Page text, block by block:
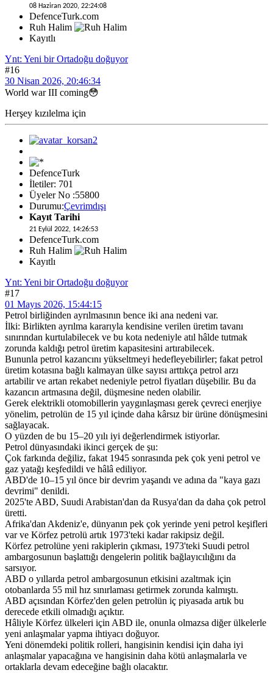
08 Haziran 2020, 22:24:08
DefenceTurk.com
Ruh Halim
Kayıtlı
Ynt: Yeni bir Ortadoğu doğuyor
#16
30 Nisan 2026, 20:46:34
World war III coming😳
Herşey kızılelma için
DefenceTurk
İletiler: 701
Üyeler No :55800
Durumu:Çevrimdışı
Kayıt Tarihi
21 Eylül 2022, 14:26:53
DefenceTurk.com
Ruh Halim
Kayıtlı
Ynt: Yeni bir Ortadoğu doğuyor
#17
01 Mayıs 2026, 15:44:15
Petrol birliğinden ayrılmasının bence iki ana nedeni var.
İlki: Birlikten ayrılma kararıyla kendisine verilen üretim tavanı
sınırından kurtulabilecek ve bu kota nedeniyle atıl hâlde tutmak
zorunda kaldığı petrol üretim kapasitesini artırabilecek.
Bununla petrol kazancını yükseltmeyi hedefleyebilirler; fakat petrol
üretim kotasına bağlı kalmayan ülke sayısı arttıkça petrol arzı
artabilir ve artan rekabet nedeniyle petrol fiyatları düşebilir. Bu da
kazancın artmasına değil, düşmesine neden olabilir.
Gerek elektrikli otomobillerin yaygınlaşması gerek çevreci enerjiye
yönelim, petrolün de 15 yıl içinde daha kârsız bir ürüne dönüşmesini
sağlayacak.
O yüzden de bu 15–20 yılı iyi değerlendirmek istiyorlar.
Petrol dünyasındaki ikinci gerçek de şu:
Çok farkında değiliz, fakat 1945 sonrasında pek çok yeni petrol ve
gaz yatağı keşfedildi ve hâlâ ediliyor.
ABD'de 10–15 yıl önce bir devrim yaşandı ve adına da "kaya gazı
devrimi" denildi.
2025'te ABD, Suudi Arabistan'dan da Rusya'dan da daha çok petrol
üretti.
Afrika'dan Akdeniz'e, dünyanın pek çok yerinde yeni petrol keşifleri
var ve Körfez petrolü artık 1973'teki kadar rakipsiz değil.
Körfez petrolüne yeni rakiplerin çıkması, 1973'teki Suudi petrol
ambargosunun başlattığı dengelerin politik bağlayıcılığını da
sarsıyor.
ABD o yıllarda petrol ambargosunun etkisini azaltmak için
otobanlarda 55 mil hız sınırlaması getirmek zorunda kalmıştı.
ABD açısından Körfez'den gelen petrolün iç piyasada artık bu
derecede etkili olmadığı açıktır.
Hâliyle Körfez ülkeleri için ABD ile, onunla olmazsa diğer ülkelerle
yeni anlaşmalar yapma ihtiyacı doğuyor.
Yeni dönemdeki politik rolleri, hangisinin kendisi için daha iyi
anlaşmalar yapacağına ve hangisinin daha kötü anlaşmalarla ve
ortaklarla devam edeceğine bağlı olacaktır.